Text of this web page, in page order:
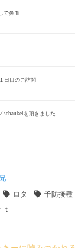
で鼻血
日目のご訪問
を頂きました
兄
ロタ 予防接種